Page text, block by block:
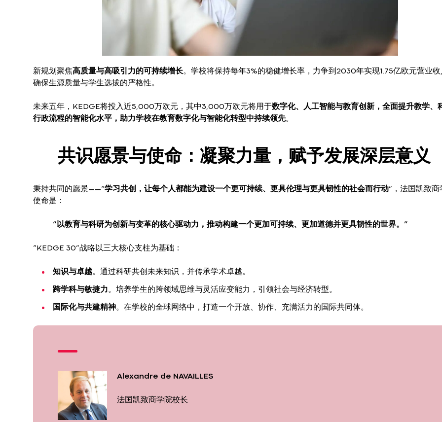
新规划聚焦高质量与高吸引力的可持续增长。学校将保持每年3%的稳健增长率，力争到2030年实现1.75亿欧元营业
确保生源质量与学生选拔的严格性。
未来五年，KEDGE将投入近5,000万欧元，其中3,000万欧元将用于数字化、人工智能与教育创新，全面提升教学、
行政流程的智能化水平，助力学校在教育数字化与智能化转型中持续领先。
共识愿景与使命：凝聚力量，赋予发展深层意义
秉持共同的愿景——“学习共创，让每个人都能为建设一个更可持续、更具伦理与更具韧性的社会而行动”，法国凯致商
使命是：
“以教育与科研为创新与变革的核心驱动力，推动构建一个更加可持续、更加道德并更具韧性的世界。”
“KEDGE 30”战略以三大核心支柱为基础：
知识与卓越。通过科研共创未来知识，并传承学术卓越。
跨学科与敏捷力 。培养学生的跨领域思维与灵活应变能力，引领社会与经济转型。
国际化与共建精神。在学校的全球网络中，打造一个开放、协作、充满活力的国际共同体。
Alexandre de NAVAILLES
法国凯致商学院校长